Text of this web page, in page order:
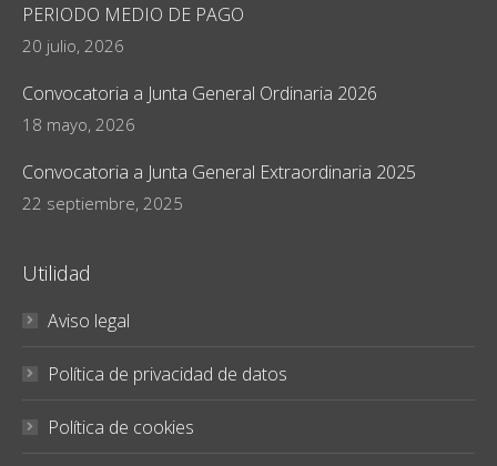
PERIODO MEDIO DE PAGO
20 julio, 2026
Convocatoria a Junta General Ordinaria 2026
18 mayo, 2026
Convocatoria a Junta General Extraordinaria 2025
22 septiembre, 2025
Utilidad
Aviso legal
Política de privacidad de datos
Política de cookies